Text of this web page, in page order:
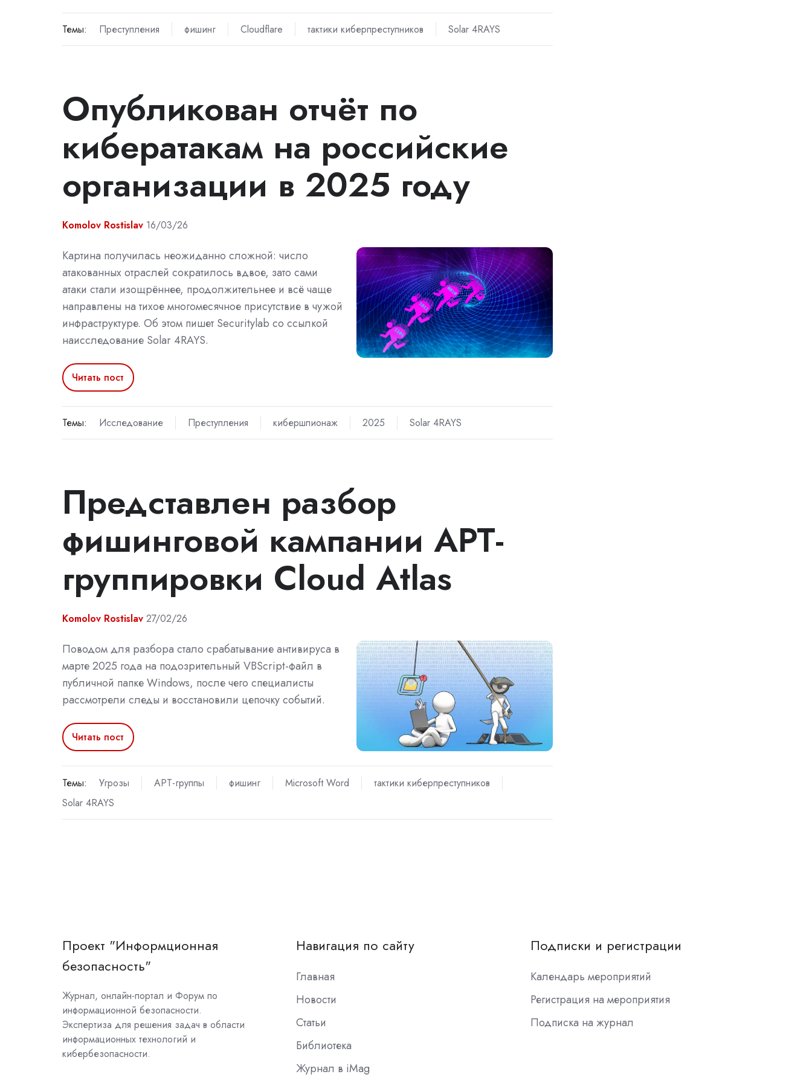
Темы: Преступления фишинг Cloudflare тактики киберпреступников Solar 4RAYS
Опубликован отчёт по
кибератакам на российские
организации в 2025 году
Komolov Rostislav 16/03/26
Картина получилась неожиданно сложной: число
атакованных отраслей сократилось вдвое, зато сами
атаки стали изощрённее, продолжительнее и всё чаще
направлены на тихое многомесячное присутствие в чужой
инфраструктуре. Об этом пишет Securitylab со ссылкой
наисследование Solar 4RAYS.
Читать пост
Темы: Исследование Преступления кибершпионаж 2025 Solar 4RAYS
Представлен разбор
фишинговой кампании APT-
группировки Cloud Atlas
Komolov Rostislav 27/02/26
Поводом для разбора стало срабатывание антивируса в
марте 2025 года на подозрительный VBScript-файл в
публичной папке Windows, после чего специалисты
рассмотрели следы и восстановили цепочку событий.
Читать пост
Темы: Угрозы APT-группы фишинг Microsoft Word
тактики киберпреступников
Solar 4RAYS
Проект "Информционная
безопасность"
Журнал, онлайн-портал и Форум по
информационной безопасности.
Экспертиза для решения задач в области
информационных технологий и
кибербезопасности.
Навигация по сайту
Главная
Новости
Статьи
Библиотека
Журнал в iMag
Подписки и регистрации
Календарь мероприятий
Регистрация на мероприятия
Подписка на журнал